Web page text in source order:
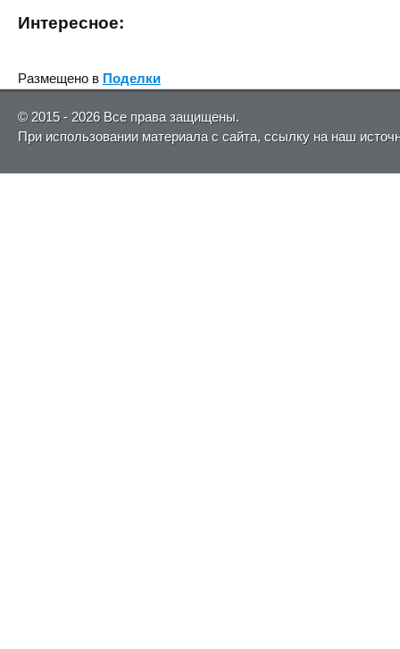
Интересное:
Размещено в Поделки
© 2015 - 2026 Все права защищены.
При использовании материала с сайта, ссылку на наш